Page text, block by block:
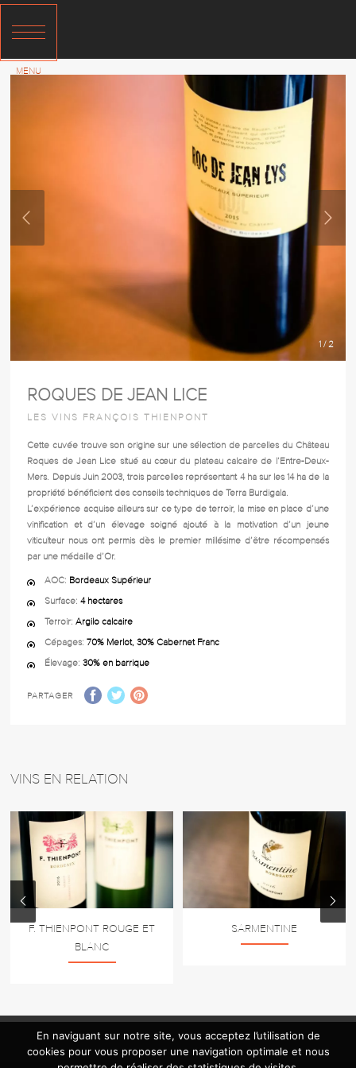
1 / 2
ROQUES DE JEAN LICE
LES VINS FRANÇOIS THIENPONT
Cette cuvée trouve son origine sur une sélection de parcelles du Château
Roques de Jean Lice situé au cœur du plateau calcaire de l’Entre-Deux-
Mers. Depuis Juin 2003, trois parcelles représentant 4 ha sur les 14 ha de la
propriété bénéficient des conseils techniques de Terra Burdigala.
L’expérience acquise ailleurs sur ce type de terroir, la mise en place d’une
vinification et d’un élevage soigné ajouté à la motivation d’un jeune
viticulteur nous ont permis dès le premier millésime d’être récompensés
par une médaille d’Or.
AOC: Bordeaux Supérieur
Surface: 4 hectares
Terroir: Argilo calcaire
Cépages: 70% Merlot, 30% Cabernet Franc
Élevage: 30% en barrique
PARTAGER
VINS EN RELATION
F. THIENPONT ROUGE ET
BLANC
SARMENTINE
En naviguant sur notre site, vous acceptez l’utilisation de
cookies pour vous proposer une navigation optimale et nous